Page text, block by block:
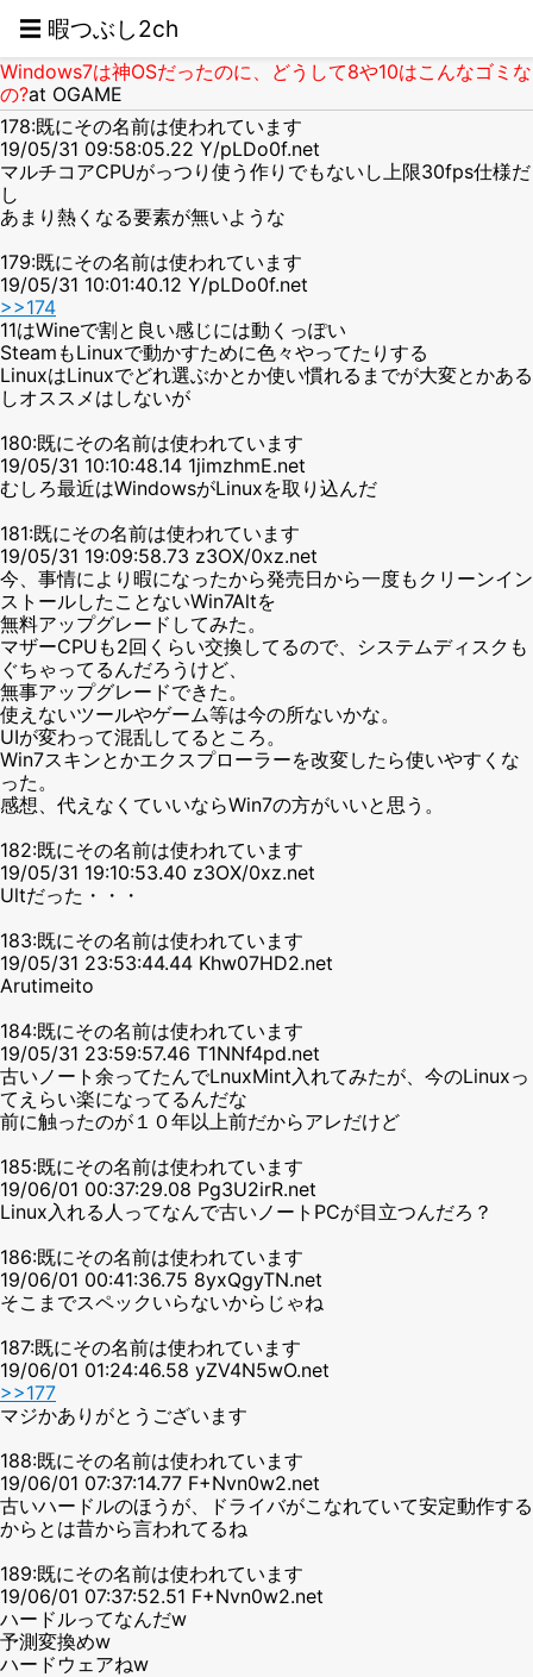
☰ 暇つぶし2ch
Windows7は神OSだったのに、どうして8や10はこんなゴミな
の?at OGAME
178:既にその名前は使われています
19/05/31 09:58:05.22 Y/pLDo0f.net
マルチコアCPUがっつり使う作りでもないし上限30fps仕様だ
し
あまり熱くなる要素が無いような
179:既にその名前は使われています
19/05/31 10:01:40.12 Y/pLDo0f.net
>>174
11はWineで割と良い感じには動くっぽい
SteamもLinuxで動かすために色々やってたりする
LinuxはLinuxでどれ選ぶかとか使い慣れるまでが大変とかある
しオススメはしないが
180:既にその名前は使われています
19/05/31 10:10:48.14 1jimzhmE.net
むしろ最近はWindowsがLinuxを取り込んだ
181:既にその名前は使われています
19/05/31 19:09:58.73 z3OX/0xz.net
今、事情により暇になったから発売日から一度もクリーンイン
ストールしたことないWin7Altを
無料アップグレードしてみた。
マザーCPUも2回くらい交換してるので、システムディスクも
ぐちゃってるんだろうけど、
無事アップグレードできた。
使えないツールやゲーム等は今の所ないかな。
UIが変わって混乱してるところ。
Win7スキンとかエクスプローラーを改変したら使いやすくな
った。
感想、代えなくていいならWin7の方がいいと思う。
182:既にその名前は使われています
19/05/31 19:10:53.40 z3OX/0xz.net
Ultだった・・・
183:既にその名前は使われています
19/05/31 23:53:44.44 Khw07HD2.net
Arutimeito
184:既にその名前は使われています
19/05/31 23:59:57.46 T1NNf4pd.net
古いノート余ってたんでLnuxMint入れてみたが、今のLinuxっ
てえらい楽になってるんだな
前に触ったのが１０年以上前だからアレだけど
185:既にその名前は使われています
19/06/01 00:37:29.08 Pg3U2irR.net
Linux入れる人ってなんで古いノートPCが目立つんだろ？
186:既にその名前は使われています
19/06/01 00:41:36.75 8yxQgyTN.net
そこまでスペックいらないからじゃね
187:既にその名前は使われています
19/06/01 01:24:46.58 yZV4N5wO.net
>>177
マジかありがとうございます
188:既にその名前は使われています
19/06/01 07:37:14.77 F+Nvn0w2.net
古いハードルのほうが、ドライバがこなれていて安定動作する
からとは昔から言われてるね
189:既にその名前は使われています
19/06/01 07:37:52.51 F+Nvn0w2.net
ハードルってなんだw
予測変換めw
ハードウェアねw